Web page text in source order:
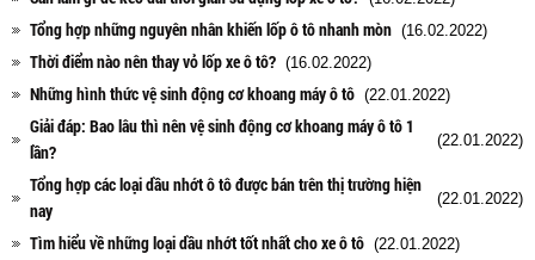
Tổng hợp những nguyên nhân khiến lốp ô tô nhanh mòn (16.02.2022)
Thời điểm nào nên thay vỏ lốp xe ô tô? (16.02.2022)
Những hình thức vệ sinh động cơ khoang máy ô tô (22.01.2022)
Giải đáp: Bao lâu thì nên vệ sinh động cơ khoang máy ô tô 1
lần?
(22.01.2022)
Tổng hợp các loại dầu nhớt ô tô được bán trên thị trường hiện
nay
(22.01.2022)
Tìm hiểu về những loại dầu nhớt tốt nhất cho xe ô tô (22.01.2022)